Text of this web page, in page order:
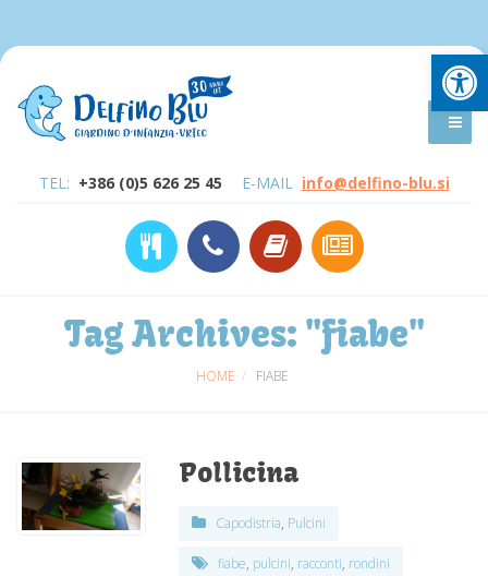
TEL: +386 (0)5 626 25 45 E-MAIL info@delfino-blu.si
Tag Archives: "fiabe"
HOME FIABE
Pollicina
Capodistria, Pulcini
fiabe, pulcini, racconti, rondini